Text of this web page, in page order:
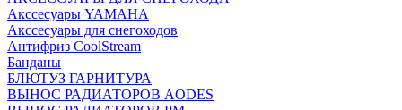
Акссесуары YAMAHA
Акссесуары для снегоходов
Антифриз CoolStream
Банданы
БЛЮТУЗ ГАРНИТУРА
ВЫНОС РАДИАТОРОВ AODES